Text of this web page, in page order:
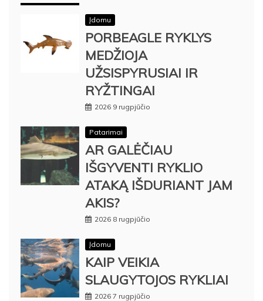
Įdomu
PORBEAGLE RYKLYS
MEDŽIOJA
UŽSISPYRUSIAI IR
RYŽTINGAI
2026 9 rugpjūčio
Patarimai
AR GALĖČIAU
IŠGYVENTI RYKLIO
ATAKĄ IŠDURIANT JAM
AKIS?
2026 8 rugpjūčio
Įdomu
KAIP VEIKIA
SLAUGYTOJOS RYKLIAI
2026 7 rugpjūčio